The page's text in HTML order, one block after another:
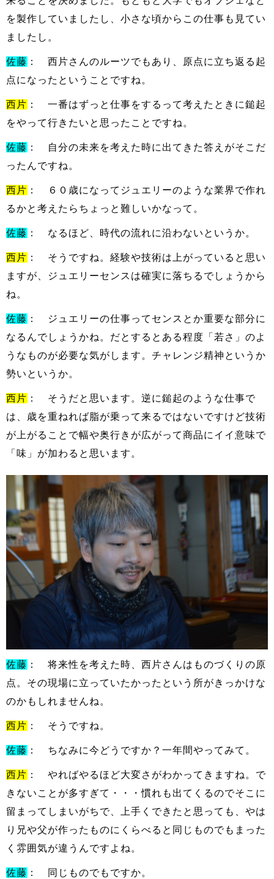
を製作していましたし、小さな頃からこの仕事も見てい
ましたし。
佐藤 ： 西片さんのルーツでもあり、原点に立ち返る起
点になったということですね。
西片 ： 一番はずっと仕事をするって考えたときに鎚起
をやって行きたいと思ったことですね。
佐藤 ： 自分の未来を考えた時に出てきた答えがそこだ
ったんですね。
西片 ： ６０歳になってジュエリーのような業界で作れ
るかと考えたらちょっと難しいかなって。
佐藤 ： なるほど、時代の流れに沿わないというか。
西片 ： そうですね。経験や技術は上がっていると思い
ますが、ジュエリーセンスは確実に落ちるでしょうから
ね。
佐藤 ： ジュエリーの仕事ってセンスとか重要な部分に
なるんでしょうかね。だとするとある程度「若さ」のよ
うなものが必要な気がします。チャレンジ精神というか
勢いというか。
西片 ： そうだと思います。逆に鎚起のような仕事で
は、歳を重ねれば脂が乗って来るではないですけど技術
が上がることで幅や奥行きが広がって商品にイイ意味で
「味」が加わると思います。
佐藤 ： 将来性を考えた時、西片さんはものづくりの原
点。その現場に立っていたかったという所がきっかけな
のかもしれませんね。
西片 ： そうですね。
佐藤 ： ちなみに今どうですか？一年間やってみて。
西片 ： やればやるほど大変さがわかってきますね。で
きないことが多すぎて・・・慣れも出てくるのでそこに
留まってしまいがちで、上手くできたと思っても、やは
り兄や父が作ったものにくらべると同じものでもまった
く雰囲気が違うんですよね。
佐藤 ： 同じものでもですか。